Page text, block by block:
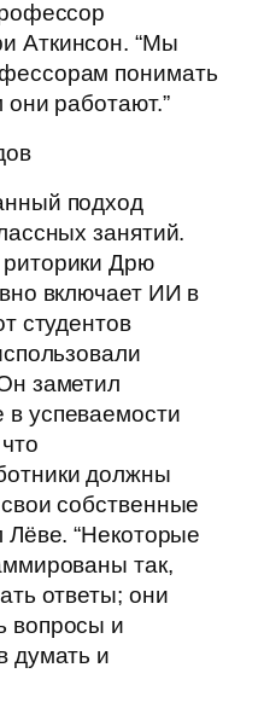
Аткинсон. “Мы
понимать
работают.”
подход
занятий.
Дрю
включает ИИ в
студентов
заметил
успеваемости
должны
собственные
Лёве. “Некоторые
так,
ответы; они
вопросы и
думать и